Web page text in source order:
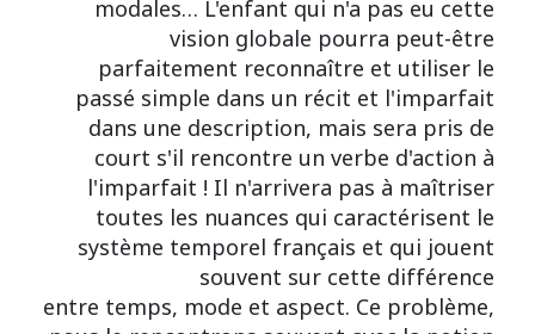
modales… L'enfant qui n'a pas eu cette
vision globale pourra peut-être
parfaitement reconnaître et utiliser le
passé simple dans un récit et l'imparfait
dans une description, mais sera pris de
court s'il rencontre un verbe d'action à
l'imparfait ! Il n'arrivera pas à maîtriser
toutes les nuances qui caractérisent le
système temporel français et qui jouent
souvent sur cette différence
entre temps, mode et aspect. Ce problème,